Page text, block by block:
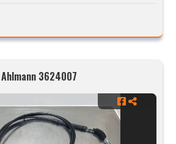
Ahlmann 3624007